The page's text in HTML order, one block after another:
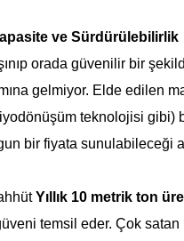
ve Sürdürülebilirlik
orada güvenilir bir
gelmiyor. Elde edilen
teknolojisi gibi)
bir fiyata sunulabileceği
Yıllık 10 metrik ton
temsil eder. Çok satan